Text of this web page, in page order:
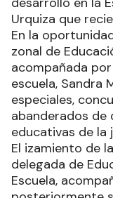
Urquiza que
En la
zonal de
acompañada
escuela, Sandra
especiales,
abanderados
educativas de la
El izamiento de
delegada de
Escuela,